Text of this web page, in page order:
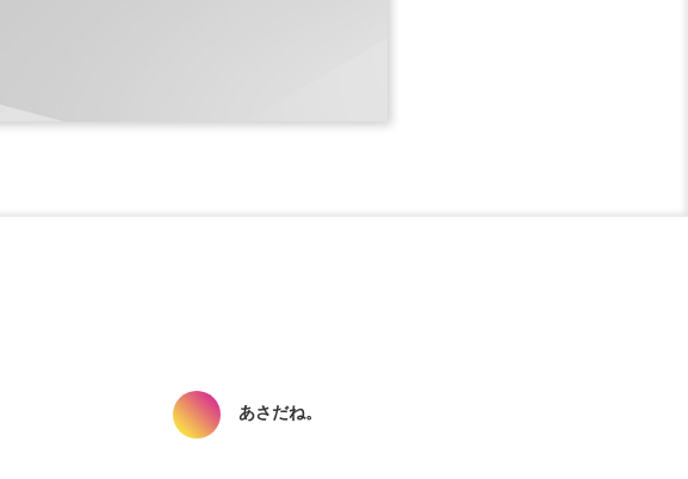
あさだね。